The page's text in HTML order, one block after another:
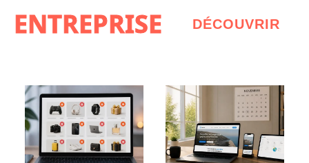
ENTREPRISE DÉCOUVRIR